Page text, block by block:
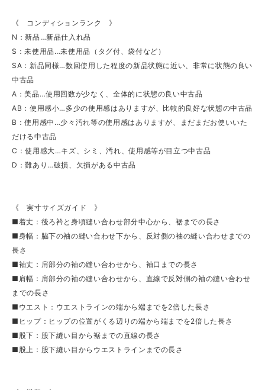
《 コンディションランク 》
N：新品…新品仕入れ品
S：未使用品…未使用品（タグ付、袋付など）
SA：新品同様…数回使用した程度の新品状態に近い、非常に状態の良い
中古品
A：美品…使用回数が少なく、全体的に状態の良い中古品
AB：使用感小…多少の使用感はありますが、比較的良好な状態の中古品
B：使用感中…少々汚れ等の使用感はありますが、まだまだお使いいた
だける中古品
C：使用感大…キズ、シミ、汚れ、使用感等が目立つ中古品
D：難あり…破損、欠損がある中古品
《 実寸サイズガイド 》
■着丈：後ろ衿と身頃縫い合わせ部分中心から、裾までの長さ
■身幅：脇下の袖の縫い合わせ下から、反対側の袖の縫い合わせまでの
長さ
■袖丈：肩部分の袖の縫い合わせから、袖口までの長さ
■肩幅：肩部分の袖の縫い合わせから、直線で反対側の袖の縫い合わせ
までの長さ
■ウエスト：ウエストラインの端から端までを2倍した長さ
■ヒップ：ヒップの位置がくる辺りの端から端までを2倍した長さ
■股下：股下縫い目から裾までの直線の長さ
■股上：股下縫い目からウエストラインまでの長さ